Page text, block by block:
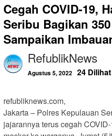
Cegah COVID-19,
Seribu Bagikan
Sampaikan
RefublikNews
Agustus 5, 2022 24 Dilihat
refubliknews.com,
Jakarta – Polres Kepulauan
jajarannya terus cegah